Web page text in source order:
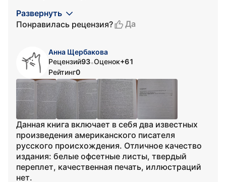
Развернуть
Понравилась рецензия?
Да
Анна Щербакова
Рецензий93•Оценок+61
Рейтинг0
Данная книга включает в себя два известных
произведения американского писателя
русского происхождения. Отличное качество
издания: белые офсетные листы, твердый
переплет, качественная печать, иллюстраций
нет.